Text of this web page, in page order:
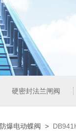
硬密封法兰闸阀
防爆电动蝶阀 >